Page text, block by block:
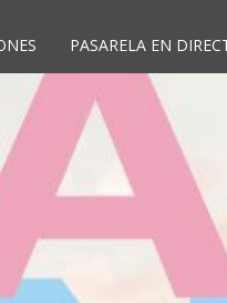
PASARELA EN